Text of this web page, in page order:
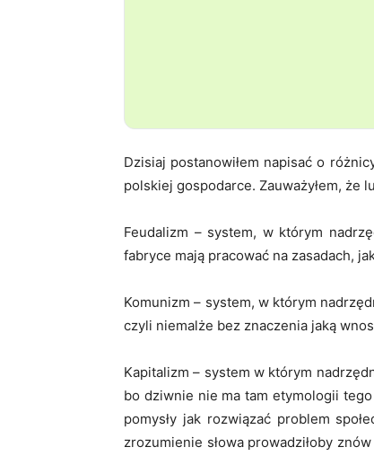
Dzisiaj postanowiłem napisać o
polskiej gospodarce. Zauważyłem, że
Feudalizm – system, w którym
fabryce mają pracować na zasadach,
Komunizm – system, w którym
czyli niemalże bez znaczenia jaką
Kapitalizm – system w którym
bo dziwnie nie ma tam etymologii
pomysły jak rozwiązać problem
zrozumienie słowa prowadziłoby